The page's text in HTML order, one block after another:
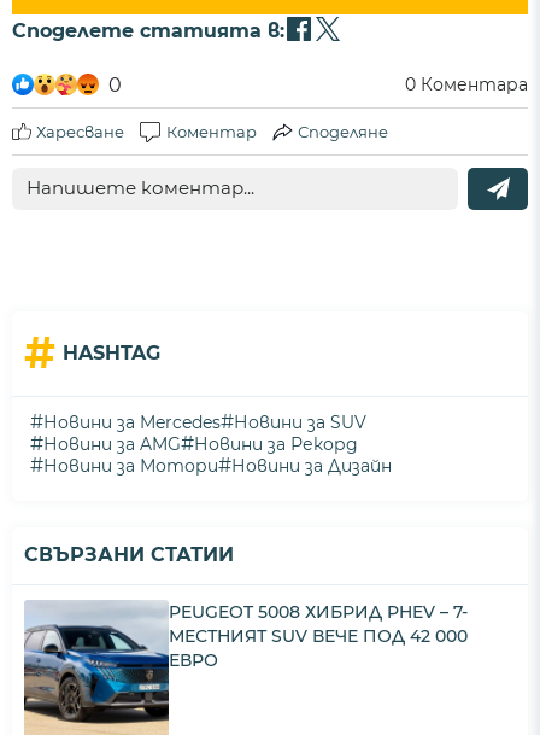
Споделете статията в:
0 0 Коментара
Харесване Коментар Споделяне
# HASHTAG
#Новини за Mercedes#Новини за SUV
#Новини за AMG#Новини за Рекорд
#Новини за Мотори#Новини за Дизайн
СВЪРЗАНИ СТАТИИ
PEUGEOT 5008 ХИБРИД PHEV – 7-
МЕСТНИЯТ SUV ВЕЧЕ ПОД 42 000
ЕВРО